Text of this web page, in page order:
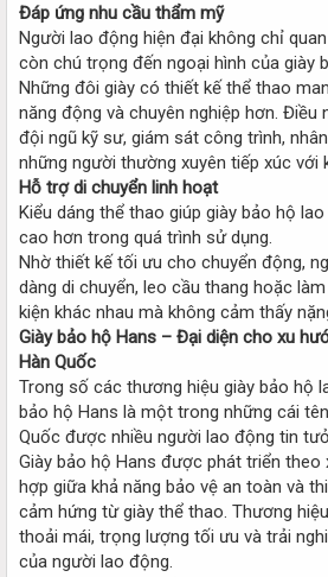
Đáp ứng nhu cầu thẩm mỹ
Người lao động hiện đại không chỉ
còn chú trọng đến ngoại hình của giày
Những đôi giày có thiết kế thể thao
năng động và chuyên nghiệp hơn. Điều
đội ngũ kỹ sư, giám sát công trình,
những người thường xuyên tiếp xúc với
Hỗ trợ di chuyển linh hoạt
Kiểu dáng thể thao giúp giày bảo hộ
cao hơn trong quá trình sử dụng.
Nhờ thiết kế tối ưu cho chuyển động,
dàng di chuyển, leo cầu thang hoặc
kiện khác nhau mà không cảm thấy
Giày bảo hộ Hans – Đại diện cho xu
Hàn Quốc
Trong số các thương hiệu giày bảo hộ
bảo hộ Hans là một trong những cái
Quốc được nhiều người lao động tin
Giày bảo hộ Hans được phát triển theo
hợp giữa khả năng bảo vệ an toàn và
cảm hứng từ giày thể thao. Thương
thoải mái, trọng lượng tối ưu và trải
của người lao động.